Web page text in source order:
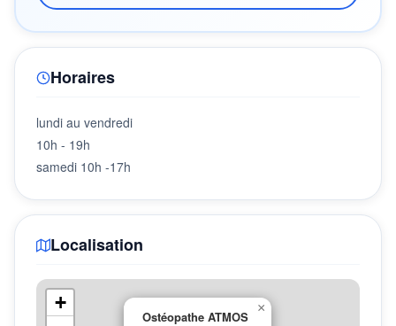
Horaires
lundi au vendredi
10h - 19h
samedi 10h -17h
Localisation
Ostéopathe ATMOS
×
+